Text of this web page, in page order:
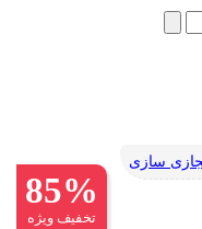
سازی
85%
تخفیف ویژه